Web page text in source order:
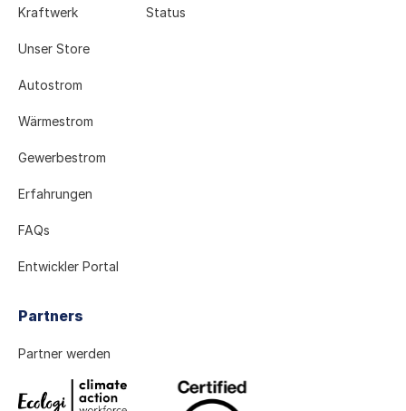
Kraftwerk
Unser Store
Autostrom
Wärmestrom
Gewerbestrom
Erfahrungen
FAQs
Entwickler Portal
Status
Partners
Partner werden